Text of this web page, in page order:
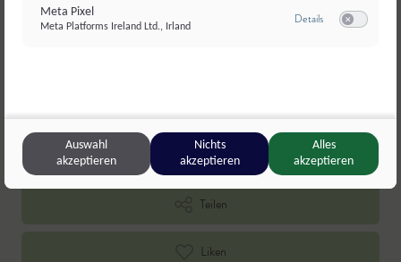
Sabrina Radacher
Salzburger Seminarbäuerin
Drucken
Teilen
Liken
Meta Pixel
Meta Platforms Ireland Ltd., Irland
Detailszu Meta Pixel
Auswahl
akzeptieren
Nichts
akzeptieren
Alles
akzeptieren